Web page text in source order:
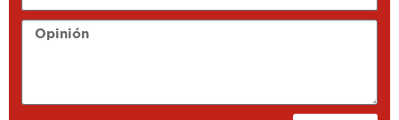
Opinión